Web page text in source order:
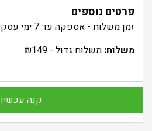
פרטים נוספים
זמן משלוח - אספקה עד 7 ימי עסקים
משלוח: משלוח גדול - ₪149
קנה עכשיו